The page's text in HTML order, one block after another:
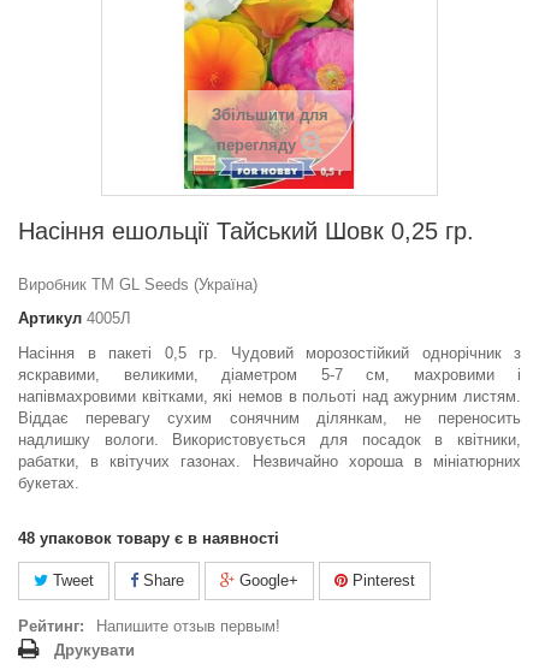
Збільшити для
перегляду
Насіння ешольцiї Тайський Шовк 0,25 гр.
Виробник ТМ GL Seeds (Україна)
Артикул 4005Л
Насіння в пакеті 0,5 гр. Чудовий морозостійкий однорічник з
яскравими, великими, діаметром 5-7 см, махровими і
напівмахровими квітками, які немов в польоті над ажурним листям.
Віддає перевагу сухим сонячним ділянкам, не переносить
надлишку вологи. Використовується для посадок в квітники,
рабатки, в квітучих газонах. Незвичайно хороша в мініатюрних
букетах.
48 упаковок товару є в наявності
Tweet Share Google+ Pinterest
Рейтинг:
Напишите отзыв первым!
Друкувати